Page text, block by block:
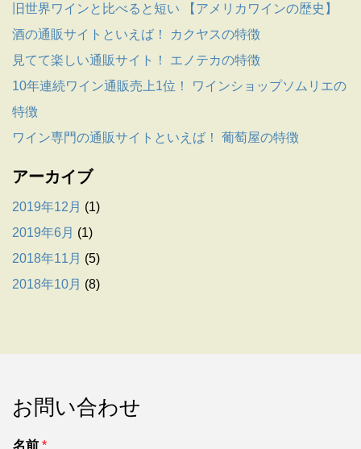
旧世界ワインと比べると短い 【アメリカワインの歴史】
酒の通販サイトといえば！ カクヤスの特徴
見てて楽しい通販サイト！ エノテカの特徴
10年連続ワイン通販売上1位！ ワインショップソムリエの
特徴
ワイン専門の通販サイトといえば！ 葡萄屋の特徴
アーカイブ
2019年12月 (1)
2019年6月 (1)
2018年11月 (5)
2018年10月 (8)
お問い合わせ
名前 *